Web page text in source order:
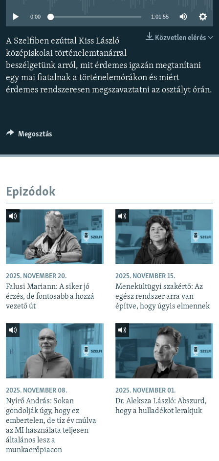
VILÁG
KLÍMAVÁLTOZÁS
A MÚLT TANULSÁGAI
KÖVESSEN MINKET!
Valamennyi RFE/RL weboldal
0:00 1:01:55
Közvetlen elérés
A Szelfiben ezúttal Kiss László
középiskolai történelemtanárral
beszélgetünk arról, mit érdemes igazán megtanítani
egy mai fiatalnak a történelemórákon és miért
érdemes rendszeresen megszavaztatni az osztályt órán.
Megosztás
Epizódok
2025. NOVEMBER 20.
Falusi Mariann: A siker jó
érzés, de fontosabb a hozzá
vezető út
2025. NOVEMBER 15.
Menekültügyi szakértő: Az
egész rendszer arra van
építve, hogy úgyis elmennek
2025. NOVEMBER 08.
Nyírő András: Sokan
gondolják úgy, hogy ez
embertelen, de tíz év múlva
az MI használata teljesen
általános lesz a
munkaerőpiacon
2025. NOVEMBER 01.
Dr. Aleksza László: Abszurd,
hogy a hulladékot lerakjuk